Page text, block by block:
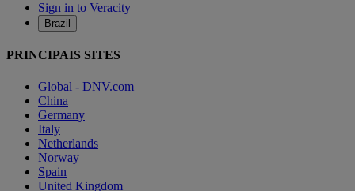
Sign in to Veracity
Brazil
PRINCIPAIS SITES
Global - DNV.com
China
Germany
Italy
Netherlands
Norway
Spain
United Kingdom